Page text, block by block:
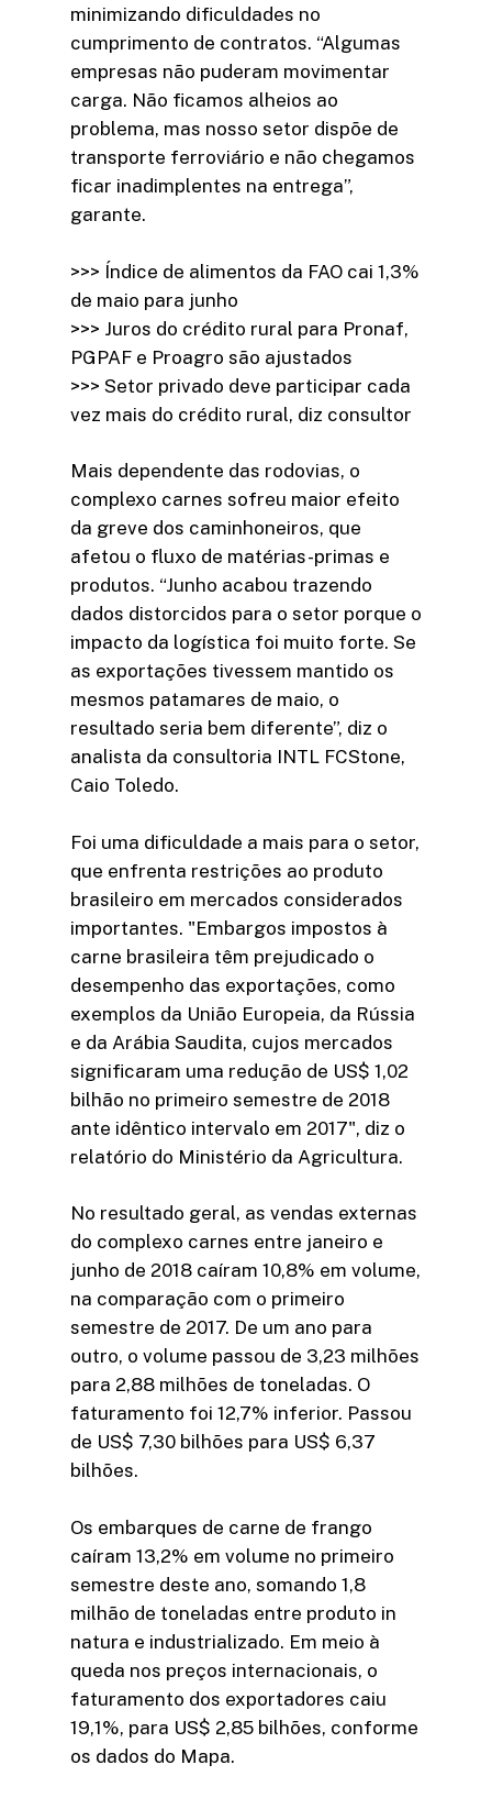
minimizando dificuldades no
cumprimento de contratos. “Algumas
empresas não puderam movimentar
carga. Não ficamos alheios ao
problema, mas nosso setor dispõe de
transporte ferroviário e não chegamos
ficar inadimplentes na entrega”,
garante.
>>> Índice de alimentos da FAO cai 1,3%
de maio para junho
>>> Juros do crédito rural para Pronaf,
PGPAF e Proagro são ajustados
>>> Setor privado deve participar cada
vez mais do crédito rural, diz consultor
Mais dependente das rodovias, o
complexo carnes sofreu maior efeito
da greve dos caminhoneiros, que
afetou o fluxo de matérias-primas e
produtos. “Junho acabou trazendo
dados distorcidos para o setor porque o
impacto da logística foi muito forte. Se
as exportações tivessem mantido os
mesmos patamares de maio, o
resultado seria bem diferente”, diz o
analista da consultoria INTL FCStone,
Caio Toledo.
Foi uma dificuldade a mais para o setor,
que enfrenta restrições ao produto
brasileiro em mercados considerados
importantes. "Embargos impostos à
carne brasileira têm prejudicado o
desempenho das exportações, como
exemplos da União Europeia, da Rússia
e da Arábia Saudita, cujos mercados
significaram uma redução de US$ 1,02
bilhão no primeiro semestre de 2018
ante idêntico intervalo em 2017", diz o
relatório do Ministério da Agricultura.
No resultado geral, as vendas externas
do complexo carnes entre janeiro e
junho de 2018 caíram 10,8% em volume,
na comparação com o primeiro
semestre de 2017. De um ano para
outro, o volume passou de 3,23 milhões
para 2,88 milhões de toneladas. O
faturamento foi 12,7% inferior. Passou
de US$ 7,30 bilhões para US$ 6,37
bilhões.
Os embarques de carne de frango
caíram 13,2% em volume no primeiro
semestre deste ano, somando 1,8
milhão de toneladas entre produto in
natura e industrializado. Em meio à
queda nos preços internacionais, o
faturamento dos exportadores caiu
19,1%, para US$ 2,85 bilhões, conforme
os dados do Mapa.